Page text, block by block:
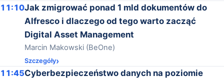
11:10Jak zmigrować ponad 1 mld dokumentów do
Alfresco i dlaczego od tego warto zacząć
Digital Asset Management
Marcin Makowski (BeOne)
Szczegóły
11:45Cyberbezpieczeństwo danych na poziomie